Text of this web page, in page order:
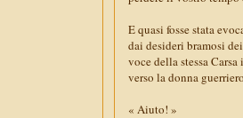
E quasi fosse stata
dai desideri bramosi
voce della stessa
verso la donna
« Aiuto! »